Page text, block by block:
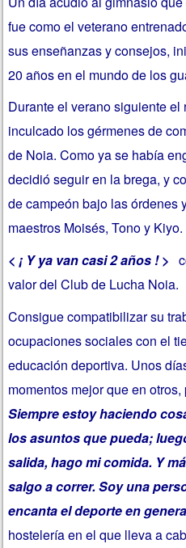
fue como el veterano
sus enseñanzas y consejos,
20 años en el mundo de los
Durante el verano siguiente
inculcado los gérmenes de
de Noia. Como ya se había
decidió seguir en la brega, y
de campeón bajo las órdenes
maestros Moisés, Tono y Kiyo.
< ¡ Y ya van casi 2 años ! >
valor del Club de Lucha Noia.
Consigue compatibilizar su
ocupaciones sociales con el
educación deportiva. Unos
momentos mejor que en
Siempre estoy haciendo
los asuntos que pueda;
salida, hago mi comida. Y
salgo a correr. Soy una
encanta el deporte en
hostelería en el que lleva a